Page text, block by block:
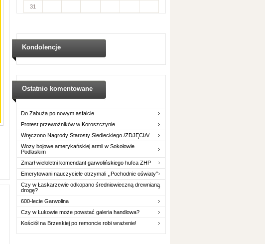
31
Kondolencje
Ostatnio komentowane
Do Zabuża po nowym asfalcie
Protest przewoźników w Koroszczynie
Wręczono Nagrody Starosty Siedleckiego /ZDJĘCIA/
Wozy bojowe amerykańskiej armii w Sokołowie
Podlaskim
Zmarł wieloletni komendant garwolińskiego hufca ZHP
Emerytowani nauczyciele otrzymali ,,Pochodnie oświaty’’
Czy w Łaskarzewie odkopano średniowieczną drewnianą
drogę?
600-lecie Garwolina
Czy w Łukowie może powstać galeria handlowa?
Kościół na Brzeskiej po remoncie robi wrażenie!